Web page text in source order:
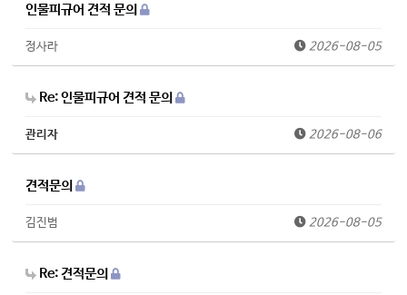
인물피규어 견적 문의
정사라 2026-08-05
Re: 인물피규어 견적 문의
관리자 2026-08-06
견적문의
김진범 2026-08-05
Re: 견적문의